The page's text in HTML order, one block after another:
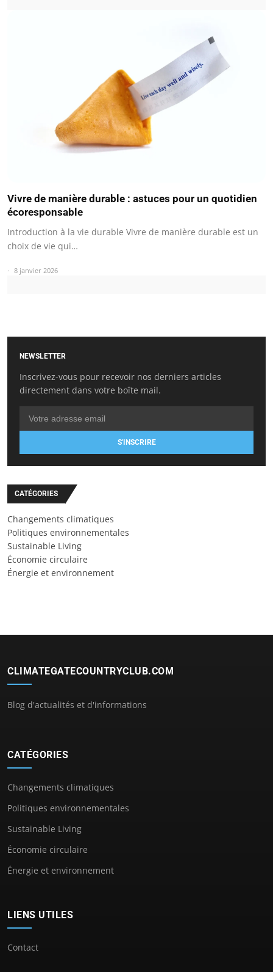
Vivre de manière durable : astuces pour un quotidien
écoresponsable
Introduction à la vie durable Vivre de manière durable est un
choix de vie qui…
8 janvier 2026
NEWSLETTER
Inscrivez-vous pour recevoir nos derniers articles
directement dans votre boîte mail.
S'INSCRIRE
CATÉGORIES
Changements climatiques
Politiques environnementales
Sustainable Living
Économie circulaire
Énergie et environnement
CLIMATEGATECOUNTRYCLUB.COM
Blog d'actualités et d'informations
CATÉGORIES
Changements climatiques
Politiques environnementales
Sustainable Living
Économie circulaire
Énergie et environnement
LIENS UTILES
Contact